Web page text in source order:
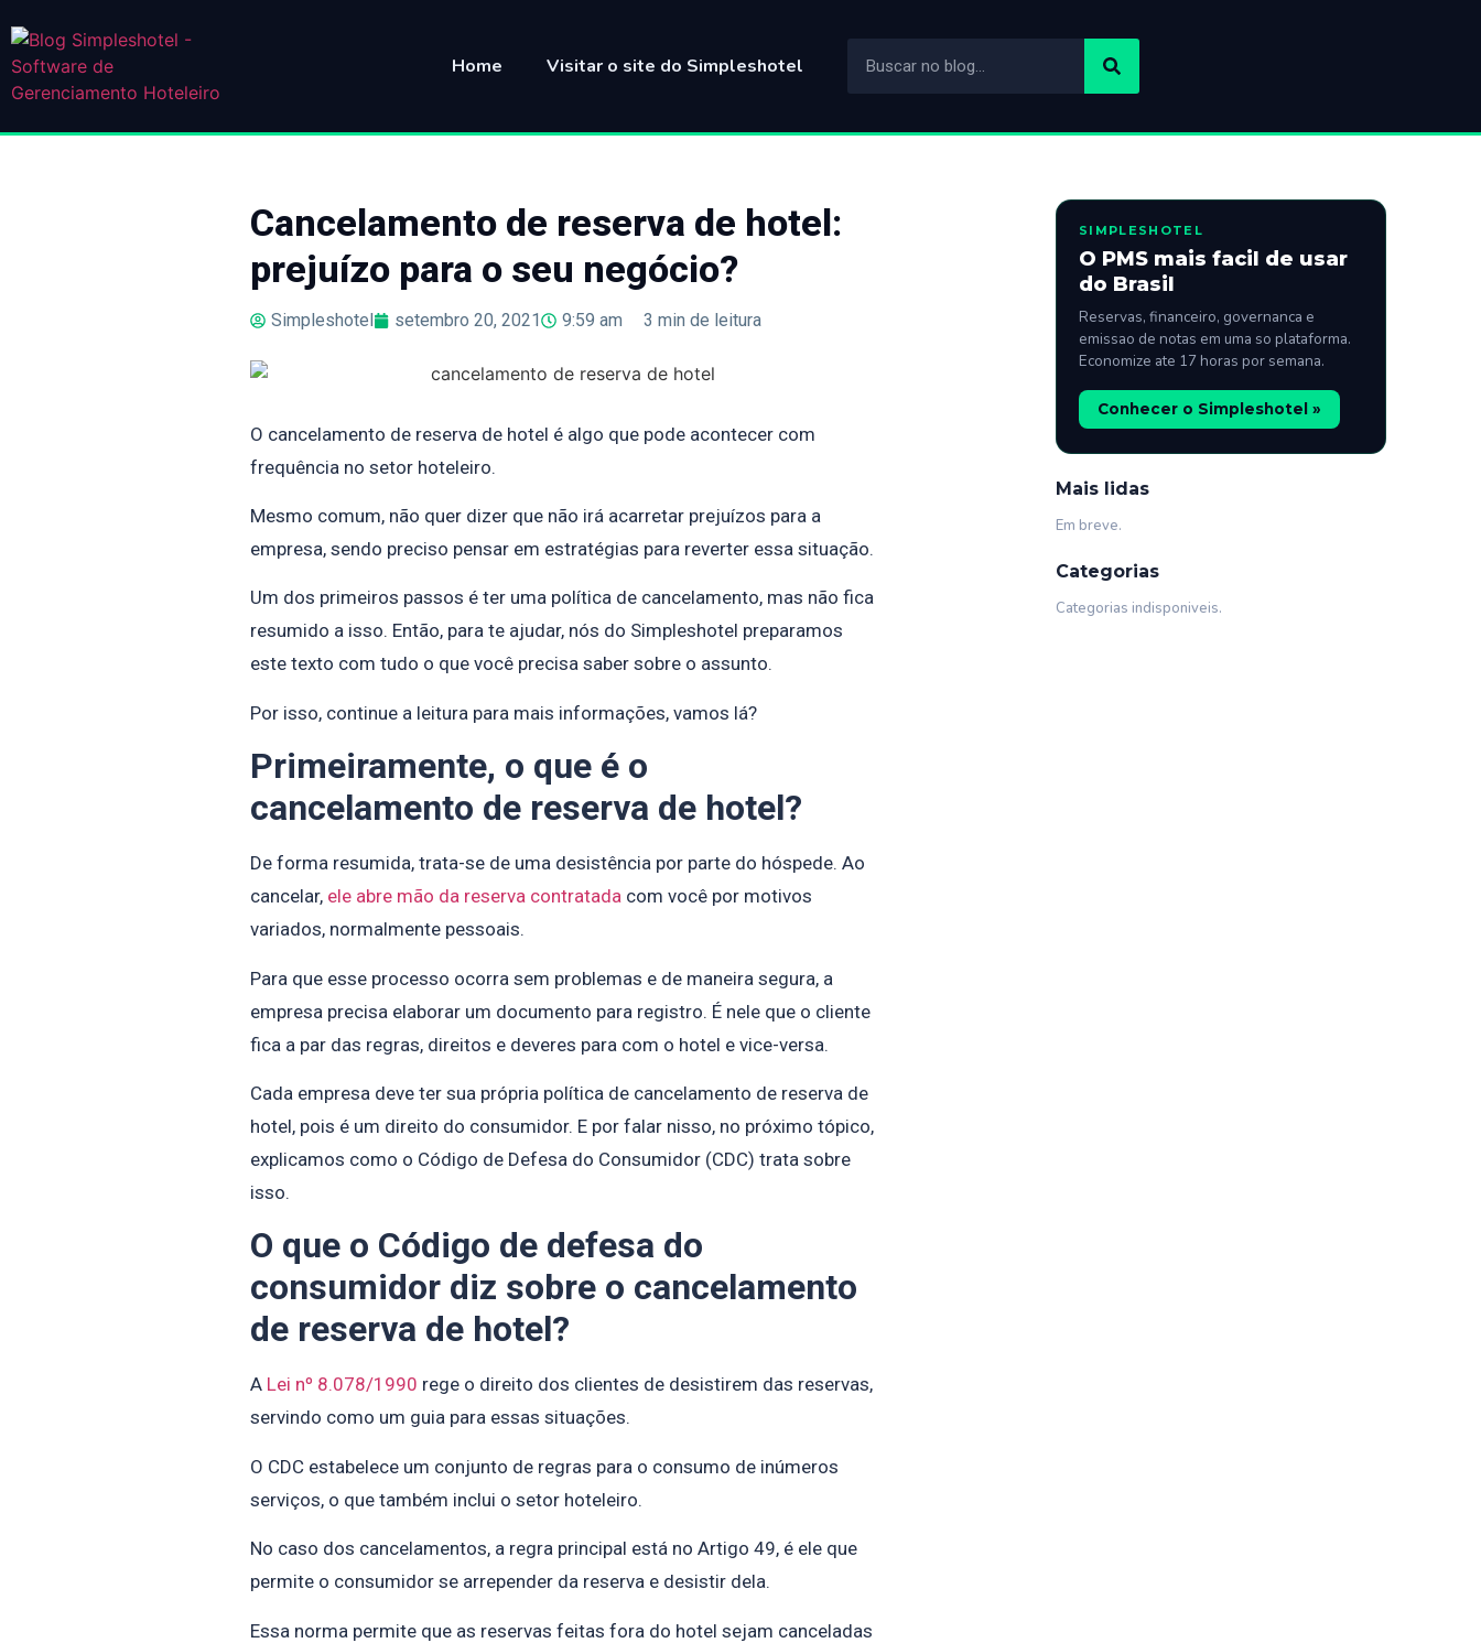
Home Visitar o site do Simpleshotel
Cancelamento de reserva de hotel:
prejuízo para o seu negócio?
Simpleshotel setembro 20, 2021 9:59 am 3 min de leitura
O cancelamento de reserva de hotel é algo que pode acontecer com
frequência no setor hoteleiro.
Mesmo comum, não quer dizer que não irá acarretar prejuízos para a
empresa, sendo preciso pensar em estratégias para reverter essa situação.
Um dos primeiros passos é ter uma política de cancelamento, mas não fica
resumido a isso. Então, para te ajudar, nós do Simpleshotel preparamos
este texto com tudo o que você precisa saber sobre o assunto.
Por isso, continue a leitura para mais informações, vamos lá?
Primeiramente, o que é o
cancelamento de reserva de hotel?
De forma resumida, trata-se de uma desistência por parte do hóspede. Ao
cancelar, ele abre mão da reserva contratadacom você por motivos
variados, normalmente pessoais.
Para que esse processo ocorra sem problemas e de maneira segura, a
empresa precisa elaborar um documento para registro. É nele que o cliente
fica a par das regras, direitos e deveres para com o hotel e vice-versa.
Cada empresa deve ter sua própria política de cancelamento de reserva de
hotel, pois é um direito do consumidor. E por falar nisso, no próximo tópico,
explicamos como o Código de Defesa do Consumidor (CDC) trata sobre
isso.
O que o Código de defesa do
consumidor diz sobre o cancelamento
de reserva de hotel?
A Lei nº 8.078/1990 rege o direito dos clientes de desistirem das reservas,
servindo como um guia para essas situações.
O CDC estabelece um conjunto de regras para o consumo de inúmeros
serviços, o que também inclui o setor hoteleiro.
No caso dos cancelamentos, a regra principal está no Artigo 49, é ele que
permite o consumidor se arrepender da reserva e desistir dela.
Essa norma permite que as reservas feitas fora do hotel sejam canceladas
SIMPLESHOTEL
O PMS mais facil de usar
do Brasil
Reservas, financeiro, governanca e
emissao de notas em uma so plataforma.
Economize ate 17 horas por semana.
Conhecer o Simpleshotel »
Mais lidas
Em breve.
Categorias
Categorias indisponiveis.